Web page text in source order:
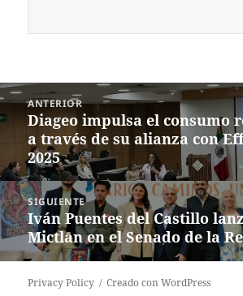
Navegación
de
entradas
ANTERIOR
Entrada
anterior:
Diageo impulsa el consumo
a través de su alianza con
2025
SIGUIENTE
Siguiente
entrada:
Iván Puentes del Castillo
Mictlān en el Senado de la
Privacy Policy Creado con WordPress